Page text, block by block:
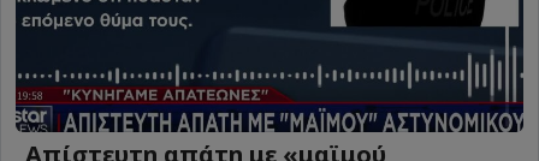
Απίστευτη απάτη με «μαϊμού